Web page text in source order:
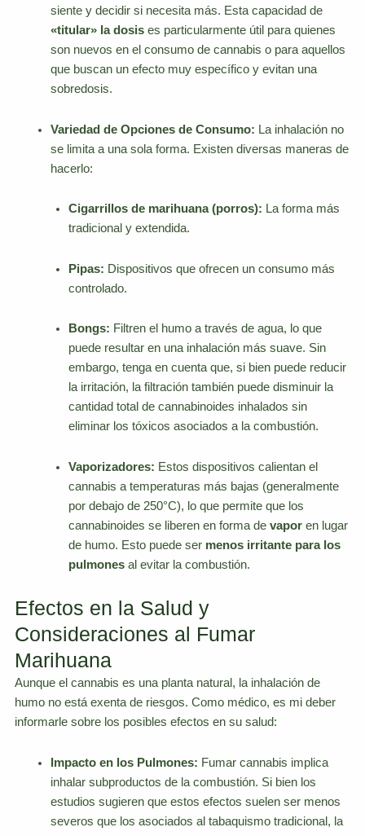
siente y decidir si necesita más. Esta capacidad de
«titular» la dosises particularmente útil para quienes
son nuevos en el consumo de cannabis o para aquellos
que buscan un efecto muy específico y evitan una
sobredosis.
Variedad de Opciones de Consumo: La inhalación no
se limita a una sola forma. Existen diversas maneras de
hacerlo:
Cigarrillos de marihuana (porros): La forma más
tradicional y extendida.
Pipas: Dispositivos que ofrecen un consumo más
controlado.
Bongs: Filtren el humo a través de agua, lo que
puede resultar en una inhalación más suave. Sin
embargo, tenga en cuenta que, si bien puede reducir
la irritación, la filtración también puede disminuir la
cantidad total de cannabinoides inhalados sin
eliminar los tóxicos asociados a la combustión.
Vaporizadores: Estos dispositivos calientan el
cannabis a temperaturas más bajas (generalmente
por debajo de 250°C), lo que permite que los
cannabinoides se liberen en forma de vaporen lugar
de humo. Esto puede ser menos irritante para los
pulmonesal evitar la combustión.
Efectos en la Salud y
Consideraciones al Fumar
Marihuana
Aunque el cannabis es una planta natural, la inhalación de
humo no está exenta de riesgos. Como médico, es mi deber
informarle sobre los posibles efectos en su salud:
Impacto en los Pulmones: Fumar cannabis implica
inhalar subproductos de la combustión. Si bien los
estudios sugieren que estos efectos suelen ser menos
severos que los asociados al tabaquismo tradicional, la